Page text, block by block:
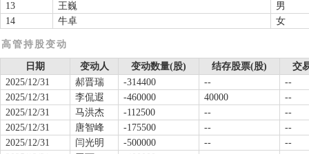
13
王巍
男
14
牛卓 女
高管持股变动
日期 变动人 变动数量(股) 结存股票(股)
交
2025/12/31
郝晋瑞 -314400 --
--
2025/12/31
李侃遐 -460000 40000
--
2025/12/31
马洪杰 -112500 --
--
2025/12/31
唐智峰 -175500 --
--
2025/12/31
闫光明 -500000 --
--